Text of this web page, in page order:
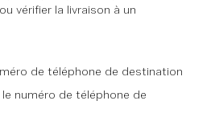
vérifier la livraison à un
de téléphone de destination
numéro de téléphone de